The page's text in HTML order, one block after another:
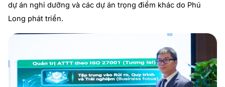
dự án nghỉ dưỡng và các dự án trọng điểm khác do Phú
Long phát triển.